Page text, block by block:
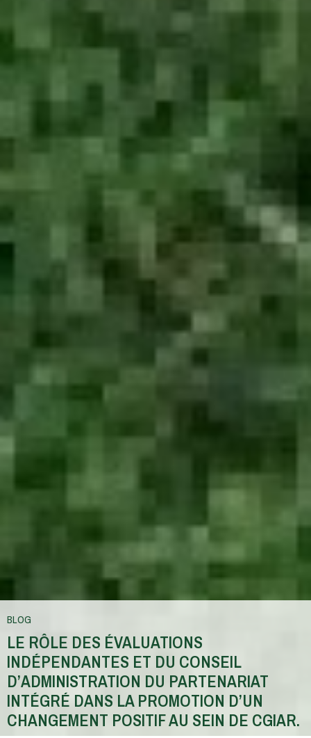
BLOG
LE RÔLE DES ÉVALUATIONS
INDÉPENDANTES ET DU CONSEIL
D’ADMINISTRATION DU PARTENARIAT
INTÉGRÉ DANS LA PROMOTION D’UN
CHANGEMENT POSITIF AU SEIN DE CGIAR.